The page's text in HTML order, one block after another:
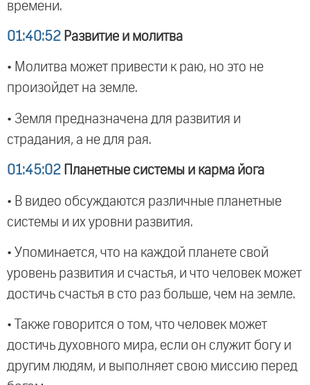
времени.
01:40:52 Развитие и молитва
• Молитва может привести к раю, но это не
произойдет на земле.
• Земля предназначена для развития и
страдания, а не для рая.
01:45:02 Планетные системы и карма йога
• В видео обсуждаются различные планетные
системы и их уровни развития.
• Упоминается, что на каждой планете свой
уровень развития и счастья, и что человек может
достичь счастья в сто раз больше, чем на земле.
• Также говорится о том, что человек может
достичь духовного мира, если он служит богу и
другим людям, и выполняет свою миссию перед